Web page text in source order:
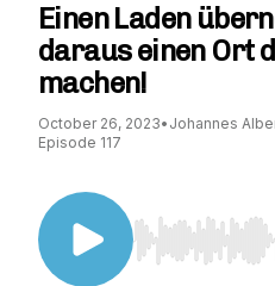
Einen Laden
daraus einen Ort
machen!
October 26, 2023• Johannes
Episode 117
Use Left/Right